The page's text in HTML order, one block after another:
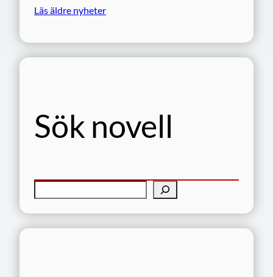
Läs äldre nyheter
Sök novell
ö